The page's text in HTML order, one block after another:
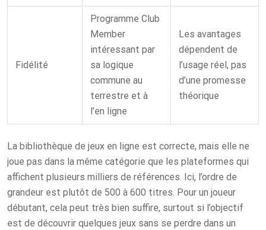
Fidélité
Programme Club
Member
intéressant par
sa logique
commune au
terrestre et à
l’en ligne
Les avantages
dépendent de
l’usage réel, pas
d’une promesse
théorique
La bibliothèque de jeux en ligne est correcte, mais elle ne
joue pas dans la même catégorie que les plateformes qui
affichent plusieurs milliers de références. Ici, l’ordre de
grandeur est plutôt de 500 à 600 titres. Pour un joueur
débutant, cela peut très bien suffire, surtout si l’objectif
est de découvrir quelques jeux sans se perdre dans un